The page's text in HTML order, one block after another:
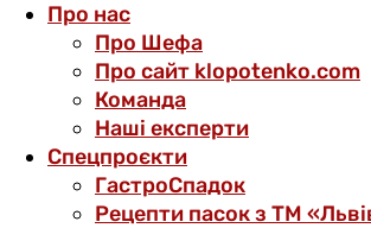
Про нас
Про Шефа
Про сайт klopotenko.com
Команда
Наші експерти
Спецпроєкти
ГастроСпадок
Рецепти пасок з ТМ